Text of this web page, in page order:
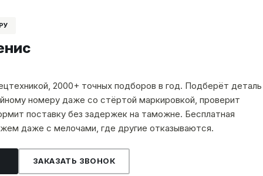
2000+ точных подборов в год. Подберёт деталь
номеру даже со стёртой маркировкой, проверит
поставку без задержек на таможне. Бесплатная
даже с мелочами, где другие отказываются.
ЗАКАЗАТЬ ЗВОНОК